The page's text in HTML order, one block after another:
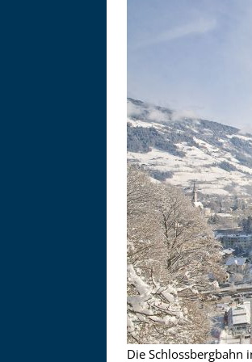
Die Schlossbergbahn
Asitzbahn -
Schau Dir hier
an.